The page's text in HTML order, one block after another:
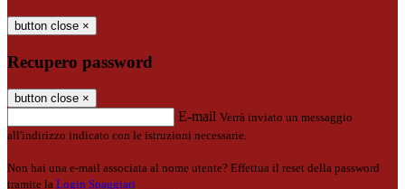
button close ×
Recupero password
button close ×
E-mail Verrà inviato un messaggio
all'indirizzo indicato con le istruzioni necessarie.
Non hai una e-mail associata al nome utente? Effettua il reset della password
tramite la Login Spaggiari